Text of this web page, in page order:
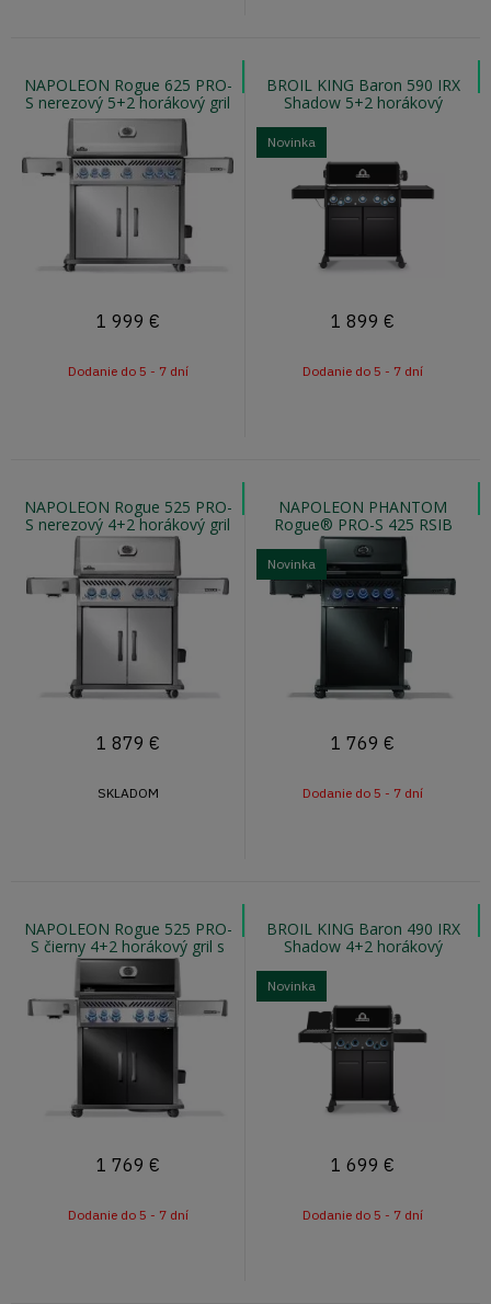
NAPOLEON Rogue 625 PRO-
S nerezový 5+2 horákový gril
s otočným ražňom a infra
varičom
1 999 €
Dodanie do 5 - 7 dní
BROIL KING Baron 590 IRX
Shadow 5+2 horákový
plynový gril pellet ready
Novinka
1 899 €
Dodanie do 5 - 7 dní
NAPOLEON Rogue 525 PRO-
S nerezový 4+2 horákový gril
s otočným ražňom a infra
varičom
1 879 €
SKLADOM
NAPOLEON PHANTOM
Rogue® PRO-S 425 RSIB
matný 3+2 horákový plynový
gril s infra horákom
Novinka
1 769 €
Dodanie do 5 - 7 dní
NAPOLEON Rogue 525 PRO-
S čierny 4+2 horákový gril s
otočným ražňom a infra
horákom
1 769 €
Dodanie do 5 - 7 dní
BROIL KING Baron 490 IRX
Shadow 4+2 horákový
plynový gril pellet ready
Novinka
1 699 €
Dodanie do 5 - 7 dní